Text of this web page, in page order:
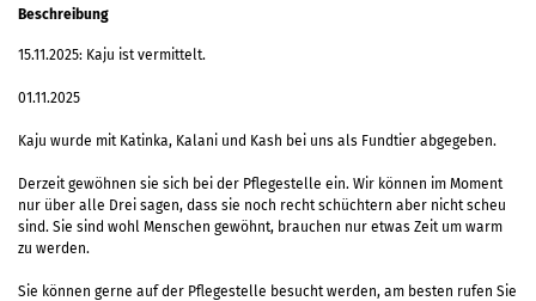
Beschreibung
15.11.2025: Kaju ist vermittelt.
01.11.2025
Kaju wurde mit Katinka, Kalani und Kash bei uns als Fundtier abgegeben.
Derzeit gewöhnen sie sich bei der Pflegestelle ein. Wir können im Moment
nur über alle Drei sagen, dass sie noch recht schüchtern aber nicht scheu
sind. Sie sind wohl Menschen gewöhnt, brauchen nur etwas Zeit um warm
zu werden.
Sie können gerne auf der Pflegestelle besucht werden, am besten rufen Sie